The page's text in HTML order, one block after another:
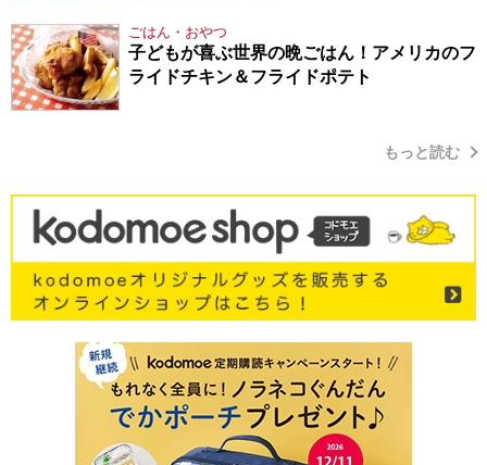
ごはん・おやつ
子どもが喜ぶ世界の晩ごはん！アメリカのフ
ライドチキン＆フライドポテト
もっと読む